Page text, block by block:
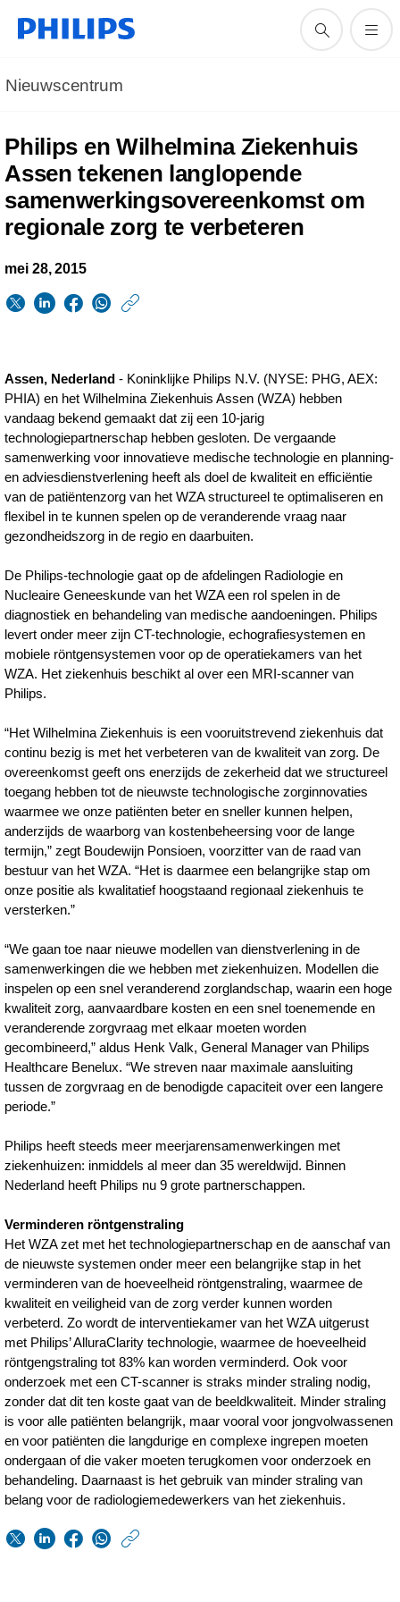
Nieuwscentrum
Philips en Wilhelmina Ziekenhuis
Assen tekenen langlopende
samenwerkingsovereenkomst om
regionale zorg te verbeteren
mei 28, 2015
en-
Wilhelmina-
Ziekenhuis-
Assen-
tekenen-
langlopende-
Assen, Nederland - Koninklijke Philips N.V. (NYSE: PHG, AEX:
PHIA) en het Wilhelmina Ziekenhuis Assen (WZA) hebben
vandaag bekend gemaakt dat zij een 10-jarig
technologiepartnerschap hebben gesloten. De vergaande
samenwerking voor innovatieve medische technologie en planning-
en adviesdienstverlening heeft als doel de kwaliteit en efficiëntie
van de patiëntenzorg van het WZA structureel te optimaliseren en
flexibel in te kunnen spelen op de veranderende vraag naar
gezondheidszorg in de regio en daarbuiten.
De Philips-technologie gaat op de afdelingen Radiologie en
Nucleaire Geneeskunde van het WZA een rol spelen in de
diagnostiek en behandeling van medische aandoeningen. Philips
levert onder meer zijn CT-technologie, echografiesystemen en
mobiele röntgensystemen voor op de operatiekamers van het
WZA. Het ziekenhuis beschikt al over een MRI-scanner van
Philips.
“Het Wilhelmina Ziekenhuis is een vooruitstrevend ziekenhuis dat
continu bezig is met het verbeteren van de kwaliteit van zorg. De
overeenkomst geeft ons enerzijds de zekerheid dat we structureel
toegang hebben tot de nieuwste technologische zorginnovaties
waarmee we onze patiënten beter en sneller kunnen helpen,
anderzijds de waarborg van kostenbeheersing voor de lange
termijn,” zegt Boudewijn Ponsioen, voorzitter van de raad van
bestuur van het WZA. “Het is daarmee een belangrijke stap om
onze positie als kwalitatief hoogstaand regionaal ziekenhuis te
versterken.”
“We gaan toe naar nieuwe modellen van dienstverlening in de
samenwerkingen die we hebben met ziekenhuizen. Modellen die
inspelen op een snel veranderend zorglandschap, waarin een hoge
kwaliteit zorg, aanvaardbare kosten en een snel toenemende en
veranderende zorgvraag met elkaar moeten worden
gecombineerd,” aldus Henk Valk, General Manager van Philips
Healthcare Benelux. “We streven naar maximale aansluiting
tussen de zorgvraag en de benodigde capaciteit over een langere
periode.”
Philips heeft steeds meer meerjarensamenwerkingen met
ziekenhuizen: inmiddels al meer dan 35 wereldwijd. Binnen
Nederland heeft Philips nu 9 grote partnerschappen.
Verminderen röntgenstraling
Het WZA zet met het technologiepartnerschap en de aanschaf van
de nieuwste systemen onder meer een belangrijke stap in het
verminderen van de hoeveelheid röntgenstraling, waarmee de
kwaliteit en veiligheid van de zorg verder kunnen worden
verbeterd. Zo wordt de interventiekamer van het WZA uitgerust
met Philips’ AlluraClarity technologie, waarmee de hoeveelheid
röntgengstraling tot 83% kan worden verminderd. Ook voor
onderzoek met een CT-scanner is straks minder straling nodig,
zonder dat dit ten koste gaat van de beeldkwaliteit. Minder straling
is voor alle patiënten belangrijk, maar vooral voor jongvolwassenen
en voor patiënten die langdurige en complexe ingrepen moeten
ondergaan of die vaker moeten terugkomen voor onderzoek en
behandeling. Daarnaast is het gebruik van minder straling van
belang voor de radiologiemedewerkers van het ziekenhuis.